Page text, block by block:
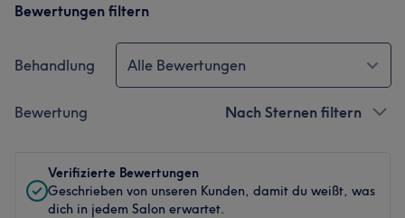
Bewertungen filtern
Behandlung Alle Bewertungen
Bewertung Nach Sternen filtern
Verifizierte Bewertungen
Geschrieben von unseren Kunden, damit du weißt, was
dich in jedem Salon erwartet.